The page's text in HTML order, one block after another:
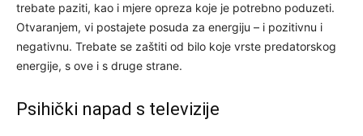
trebate paziti, kao i mjere opreza koje je potrebno poduzeti.
Otvaranjem, vi postajete posuda za energiju – i pozitivnu i
negativnu. Trebate se zaštiti od bilo koje vrste predatorskog
energije, s ove i s druge strane.
Psihički napad s televizije